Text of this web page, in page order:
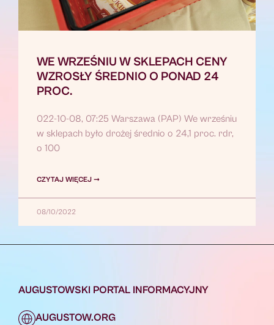
WE WRZEŚNIU W SKLEPACH CENY
WZROSŁY ŚREDNIO O PONAD 24
PROC.
022-10-08, 07:25 Warszawa (PAP) We wrześniu
w sklepach było drożej średnio o 24,1 proc. rdr,
o 100
CZYTAJ WIĘCEJ ➞
08/10/2022
AUGUSTOWSKI PORTAL INFORMACYJNY
AUGUSTOW.ORG